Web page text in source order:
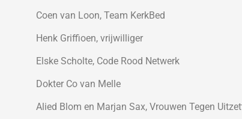
Coen van Loon, Team KerkBed
Henk Griffioen, vrijwilliger
Elske Scholte, Code Rood Netwerk
Dokter Co van Melle
Alied Blom en Marjan Sax, Vrouwen Tegen